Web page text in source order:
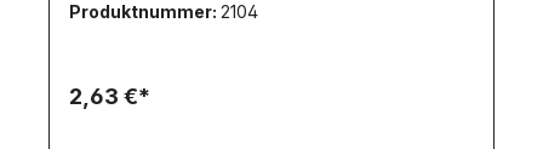
Produktnummer: 2104
2,63 €*